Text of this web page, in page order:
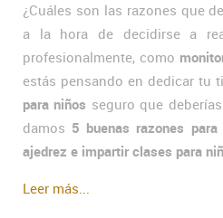
¿Cuáles son las razones que
a la hora de decidirse a
profesionalmente, como
estás pensando en dedicar tu
para niños seguro que
damos 5 buenas razones
ajedrez e impartir clases para
Leer más...